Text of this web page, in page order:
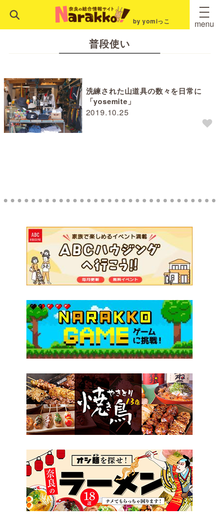
by yomiっこ menu
普段使い
2019.10.25
洗練された山道具の数々を日常に
「yosemite」